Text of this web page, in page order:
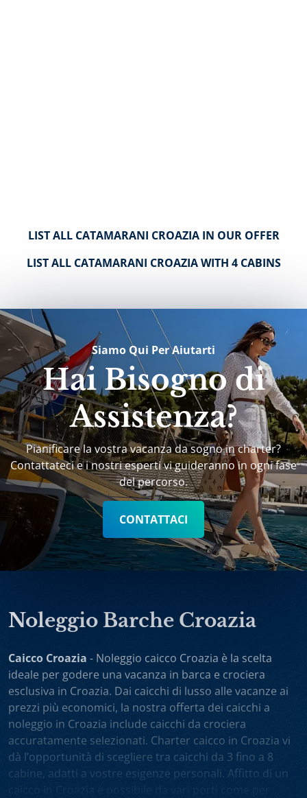
LIST ALL CATAMARANI CROAZIA IN OUR OFFER
LIST ALL CATAMARANI CROAZIA WITH 4 CABINS
Siamo Qui Per Aiutarti
Hai Bisogno di
Assistenza?
Pianificare la vostra vacanza da sogno in charter?
Contattateci e i nostri esperti vi guideranno in ogni fase
del percorso.
CONTATTACI
Noleggio Barche Croazia
Caicco Croazia - Noleggio caicco Croazia è la scelta
ideale per godere una vacanza in barca e crociera
esclusiva in Croazia. Dai caicchi di lusso alle vacanze ai
prezzi più economici, la nostra offerta dei caicchi a
noleggio in Croazia include caicchi da crociera
accuratamente selezionati. Charter caicco in Croazia vi
dà l’opportunità di scegliere tra caicchi da 3 fino a 8
cabine, adatti a vostre esigenze personali. Affitto di un
caicco in Croazia è possibile da vari porti come per